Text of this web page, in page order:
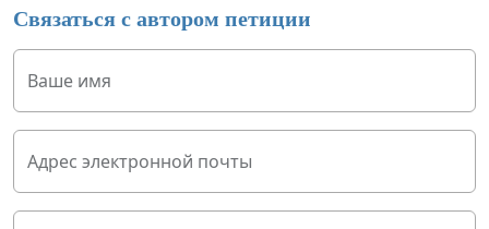
Связаться с автором петиции
Ваше имя
Адрес электронной почты